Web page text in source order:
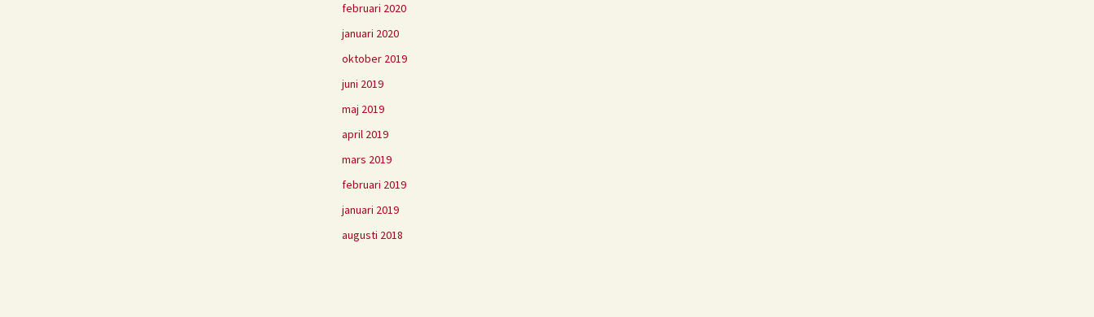
februari 2020
januari 2020
oktober 2019
juni 2019
maj 2019
april 2019
mars 2019
februari 2019
januari 2019
augusti 2018